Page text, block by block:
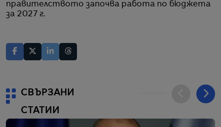
правителството започва работа по бюджета
за 2027 г.
СВЪРЗАНИ
СТАТИИ